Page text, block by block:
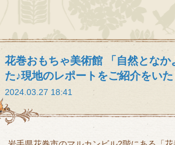
花巻おもちゃ美術館 「自然とな
た♪現地のレポートをご紹介をいた
2024.03.27 18:41